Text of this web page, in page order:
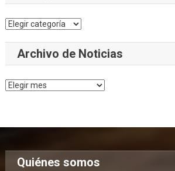
Categorías
Archivo de Noticias
Archivo
Quiénes somos